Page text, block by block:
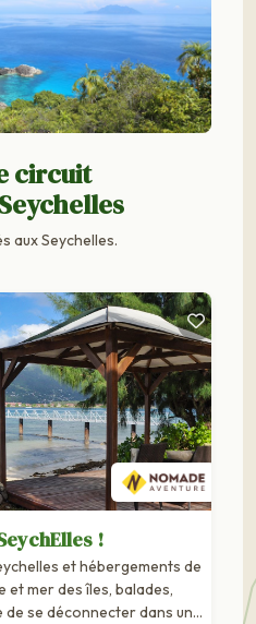
circuit
aux Seychelles.
!
et hébergements de
mer des îles, balades,
de se déconnecter dans un